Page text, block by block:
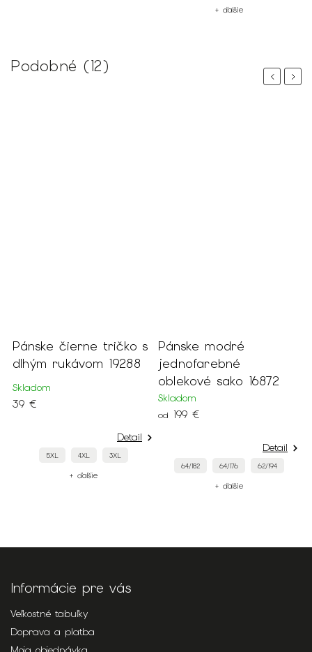
+ ďalšie
Podobné (12)
Previous
Pánske čierne tričko s
dlhým rukávom 19288
Skladom
39 €
Detail
5XL 4XL 3XL
+ ďalšie
Pánske modré
jednofarebné
oblekové sako 16872
Skladom
od 199 €
Detail
64/182 64/176 62/194
+ ďalšie
Next
Informácie pre vás
Veľkostné tabuľky
Doprava a platba